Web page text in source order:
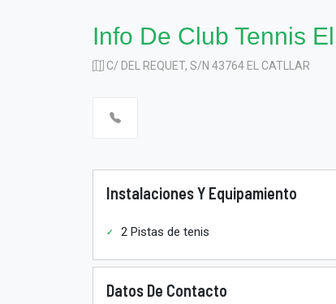
Info De Club Tennis
C/ DEL REQUET, S/N 43764 EL CATLLAR
Instalaciones Y Equipamiento
2 Pistas de tenis
Datos De Contacto